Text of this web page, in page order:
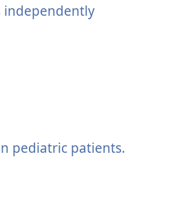
independently
pediatric patients.